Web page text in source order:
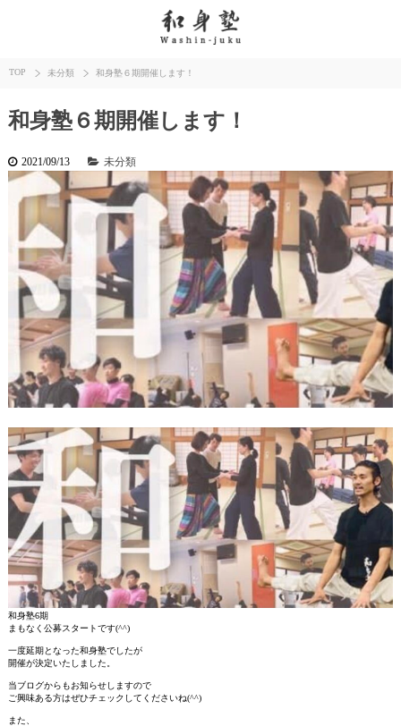
TOP 未分類 和身塾６期開催します！
和身塾６期開催します！
2021/09/13 未分類
和身塾6期
まもなく公募スタートです(^^)
一度延期となった和身塾でしたが
開催が決定いたしました。
当ブログからもお知らせしますので
ご興味ある方はぜひチェックしてくださいね(^^)
また、